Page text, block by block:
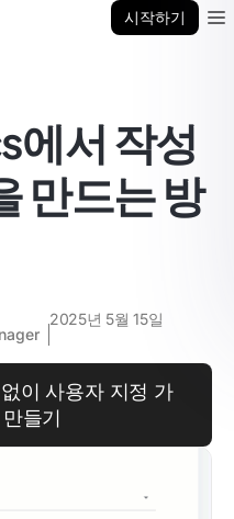
시작하기
서 작성
만드는 방
2025년 5월 15일
이 사용자 지정 가
들기